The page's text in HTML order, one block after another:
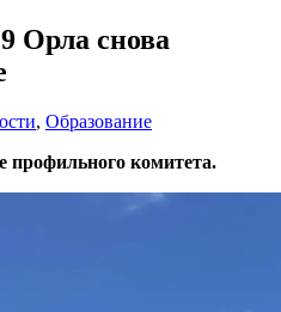
Орла снова
, Образование
профильного комитета.